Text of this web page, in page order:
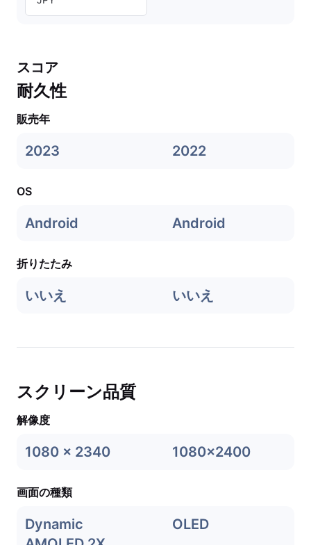
スコア
耐久性
販売年
2023 2022
OS
Android Android
折りたたみ
いいえ いいえ
スクリーン品質
解像度
1080 x 2340 1080x2400
画面の種類
Dynamic
OLED